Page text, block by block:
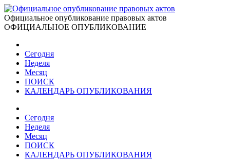
Официальное опубликование правовых актов
ОФИЦИАЛЬНОЕ ОПУБЛИКОВАНИЕ
Сегодня
Неделя
Месяц
ПОИСК
КАЛЕНДАРЬ ОПУБЛИКОВАНИЯ
Сегодня
Неделя
Месяц
ПОИСК
КАЛЕНДАРЬ ОПУБЛИКОВАНИЯ